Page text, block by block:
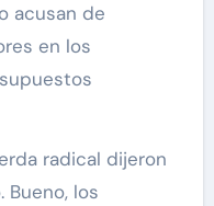
acusan de
en los
radical dijeron
los